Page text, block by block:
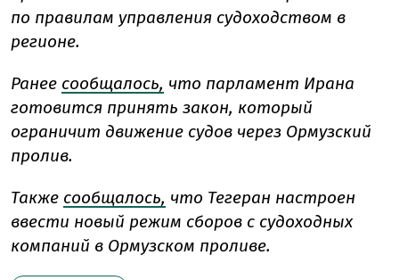
по правилам управления судоходством в
регионе.
Ранее сообщалось, что парламент Ирана
готовится принять закон, который
ограничит движение судов через Ормузский
пролив.
Также сообщалось, что Тегеран настроен
ввести новый режим сборов с судоходных
компаний в Ормузском проливе.